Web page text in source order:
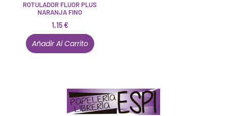
ROTULADOR FLUOR PLUS
NARANJA FINO
1,15€
Añadir Al Carrito